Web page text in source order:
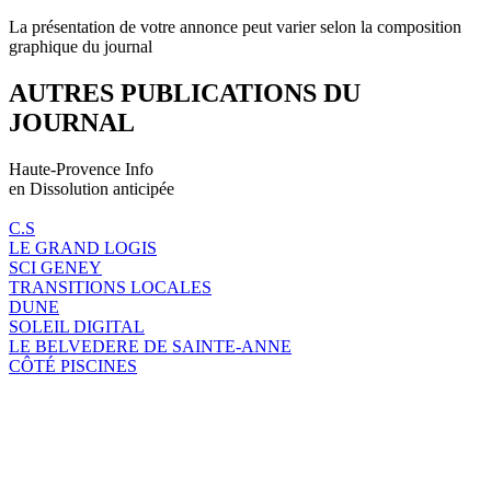
La présentation de votre annonce peut varier selon la composition
graphique du journal
AUTRES PUBLICATIONS DU
JOURNAL
Haute-Provence Info
en Dissolution anticipée
C.S
LE GRAND LOGIS
SCI GENEY
TRANSITIONS LOCALES
DUNE
SOLEIL DIGITAL
LE BELVEDERE DE SAINTE-ANNE
CÔTÉ PISCINES